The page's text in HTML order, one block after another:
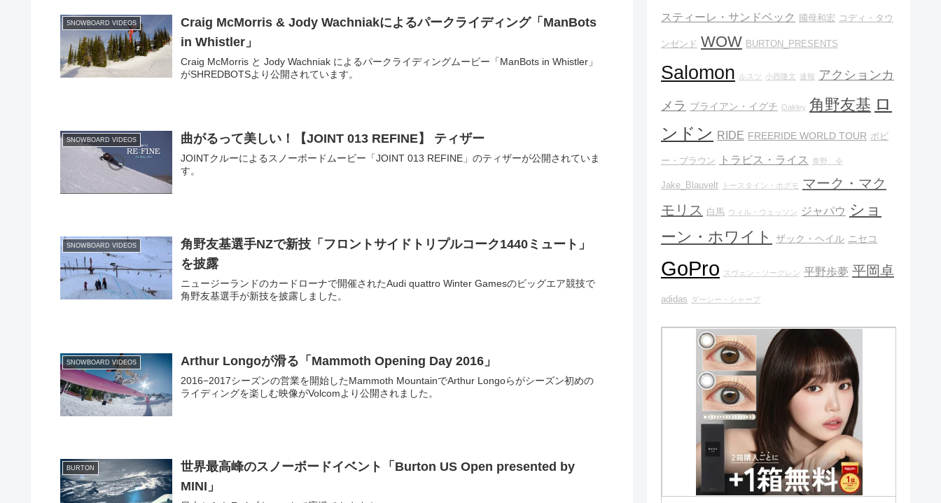
SNOWBOARD VIDEOS
Craig McMorris & Jody Wachniakによるパークライディング「ManBots
in Whistler」
Craig McMorris と Jody Wachniak によるパークライディングムービー「ManBots in Whistler」
がSHREDBOTSより公開されています。
SNOWBOARD VIDEOS 曲がるって美しい！【JOINT 013 REFINE】 ティザー
JOINTクルーによるスノーボードムービー「JOINT 013 REFINE」のティザーが公開されていま
す。
SNOWBOARD VIDEOS
角野友基選手NZで新技「フロントサイドトリプルコーク1440ミュート」
を披露
ニュージーランドのカードローナで開催されたAudi quattro Winter Gamesのビッグエア競技で
角野友基選手が新技を披露しました。
SNOWBOARD VIDEOS Arthur Longoが滑る「Mammoth Opening Day 2016」
2016−2017シーズンの営業を開始したMammoth MountainでArthur Longoらがシーズン初めの
ライディングを楽しむ映像がVolcomより公開されました。
BURTON
世界最高峰のスノーボードイベント「Burton US Open presented by
MINI」
スティーレ・サンドベック 國母和宏 コディ・タウ
ンゼンド WOW BURTON_PRESENTS
Salomon ルスツ 小西隆文 速報 アクションカ
メラ ブライアン・イグチ Oakley 角野友基 ロ
ンドン RIDE FREERIDE WORLD TOUR ボビ
ー・ブラウン トラビス・ライス 青野 令
Jake_Blauvelt トースタイン・ホグモ マーク・マク
モリス
白馬 ウィル・ウェッソン ジャパウ ショ
ーン・ホワイト
ザック・ヘイル ニセコ
GoPro スヴェン・ソーグレン 平野歩夢 平岡卓
adidas ダーシー・シャープ